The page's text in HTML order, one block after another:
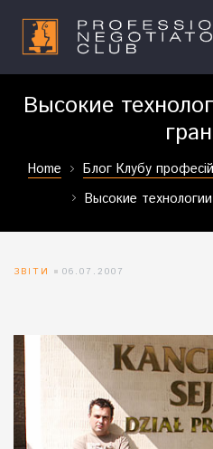
Высокие
Home Блог Клубу
Высокие
ЗВІТИ 06.07.2007